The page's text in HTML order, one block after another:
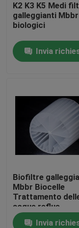
Casa
Circa noi
Giro della
Controllo di
Contattici
K2 K3 K5 Medi
galleggianti
biologici
Invia
Biofiltre
Mbbr Biocelle
Trattamento
acque reflue
Invia